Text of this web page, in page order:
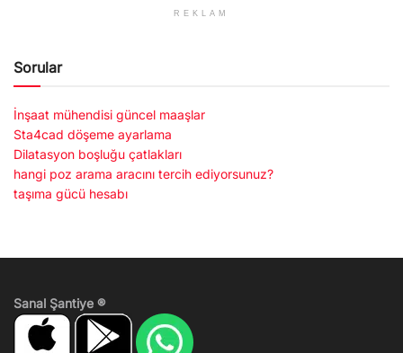
REKLAM
Sorular
İnşaat mühendisi güncel maaşlar
Sta4cad döşeme ayarlama
Dilatasyon boşluğu çatlakları
hangi poz arama aracını tercih ediyorsunuz?
taşıma gücü hesabı
Sanal Şantiye ®